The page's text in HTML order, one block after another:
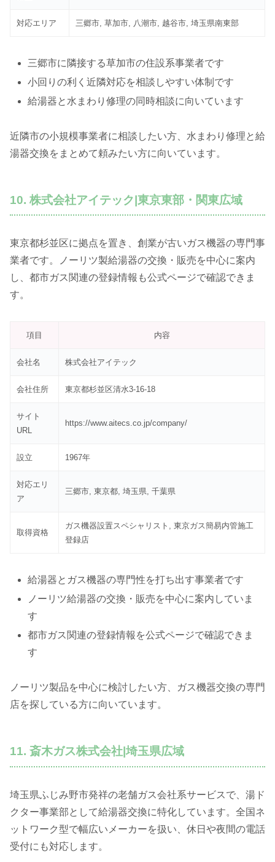
対応エリア 三郷市, 草加市, 八潮市, 越谷市, 埼玉県南東部
三郷市に隣接する草加市の住設系事業者です
小回りの利く近隣対応を相談しやすい体制です
給湯器と水まわり修理の同時相談に向いています
近隣市の小規模事業者に相談したい方、水まわり修理と給
湯器交換をまとめて頼みたい方に向いています。
10. 株式会社アイテック|東京東部・関東広域
東京都杉並区に拠点を置き、創業が古いガス機器の専門事
業者です。ノーリツ製給湯器の交換・販売を中心に案内
し、都市ガス関連の登録情報も公式ページで確認できま
す。
項目 内容
会社名 株式会社アイテック
会社住所 東京都杉並区清水3-16-18
サイト
URL
https://www.aitecs.co.jp/company/
設立 1967年
対応エリ
ア
三郷市, 東京都, 埼玉県, 千葉県
取得資格
ガス機器設置スペシャリスト, 東京ガス簡易内管施工
登録店
給湯器とガス機器の専門性を打ち出す事業者です
ノーリツ給湯器の交換・販売を中心に案内していま
す
都市ガス関連の登録情報を公式ページで確認できま
す
ノーリツ製品を中心に検討したい方、ガス機器交換の専門
店を探している方に向いています。
11. 斎木ガス株式会社|埼玉県広域
埼玉県ふじみ野市発祥の老舗ガス会社系サービスで、湯ド
クター事業部として給湯器交換に特化しています。全国ネ
ットワーク型で幅広いメーカーを扱い、休日や夜間の電話
受付にも対応します。